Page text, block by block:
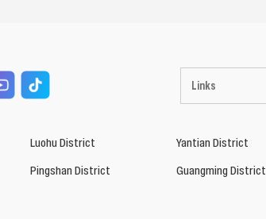
Links
Luohu District Yantian District
Pingshan District Guangming District